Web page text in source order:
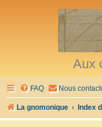
Aux
FAQ Nous
La gnomonique Index